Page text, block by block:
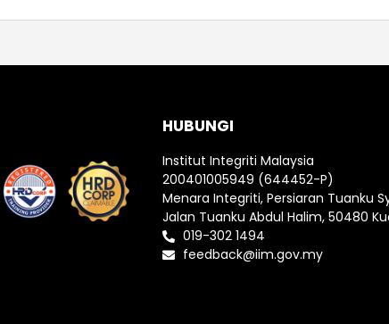
HUBUNGI
Institut Integriti Malaysia
200401005949 (644452-P)
Menara Integriti, Persiaran Tuanku
Jalan Tuanku Abdul Halim, 50480
019-302 1494
feedback@iim.gov.my